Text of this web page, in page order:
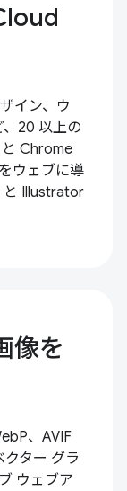
イン、ウ
、20 以上の
Chrome
ウェブに導
と Illustrator
像を
、AVIF
ター グラ
ウェブア